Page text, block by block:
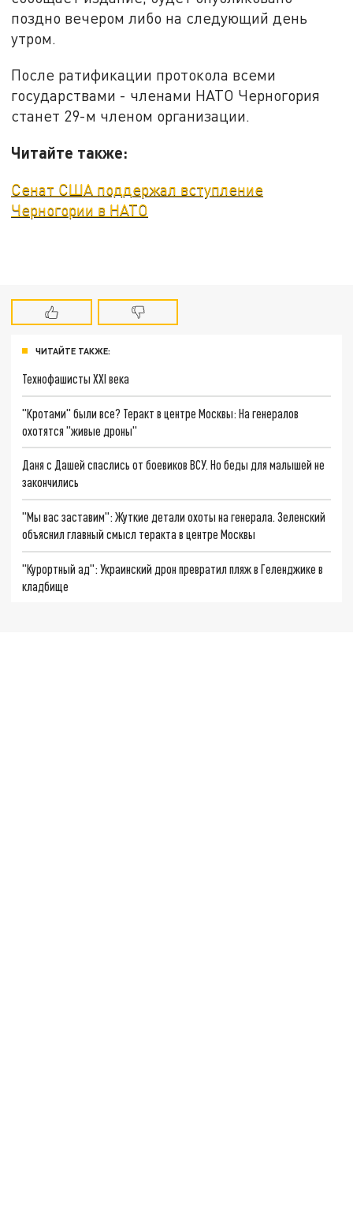
поздно вечером либо на следующий день
утром.
После ратификации протокола всеми
государствами - членами НАТО Черногория
станет 29-м членом организации.
Читайте также:
Сенат США поддержал вступление
Черногории в НАТО
ЧИТАЙТЕ ТАКЖЕ:
Технофашисты XXI века
"Кротами" были все? Теракт в центре Москвы: На генералов
охотятся "живые дроны"
Даня с Дашей спаслись от боевиков ВСУ. Но беды для малышей не
закончились
"Мы вас заставим": Жуткие детали охоты на генерала. Зеленский
объяснил главный смысл теракта в центре Москвы
"Курортный ад": Украинский дрон превратил пляж в Геленджике в
кладбище